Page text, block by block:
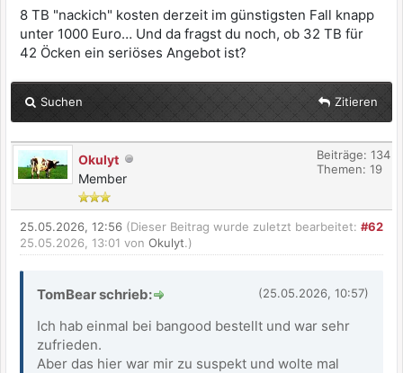
8 TB "nackich" kosten derzeit im günstigsten Fall knapp
unter 1000 Euro… Und da fragst du noch, ob 32 TB für
42 Öcken ein seriöses Angebot ist?
Suchen Zitieren
Okulyt
Member
Beiträge: 134
Themen: 19
#62
25.05.2026, 12:56 (Dieser Beitrag wurde zuletzt bearbeitet:
25.05.2026, 13:01 von Okulyt.)
(25.05.2026, 10:57)
TomBear schrieb:
Ich hab einmal bei bangood bestellt und war sehr
zufrieden.
Aber das hier war mir zu suspekt und wolte mal